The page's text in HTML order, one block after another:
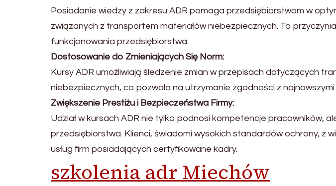
Posiadanie wiedzy z zakresu ADR pomaga przedsiębiorstwom w
związanych z transportem materiałów niebezpiecznych. To
funkcjonowania przedsiębiorstwa.
Dostosowanie do Zmieniających Się Norm:
Kursy ADR umożliwiają śledzenie zmian w przepisach dotyczących
niebezpiecznych, co pozwala na utrzymanie zgodności z
Zwiększenie Prestiżu i Bezpieczeństwa Firmy:
Udział w kursach ADR nie tylko podnosi kompetencje pracowników,
przedsiębiorstwa. Klienci, świadomi wysokich standardów ochrony, z
usług firm posiadających certyfikowane kadry.
szkolenia adr Miechów